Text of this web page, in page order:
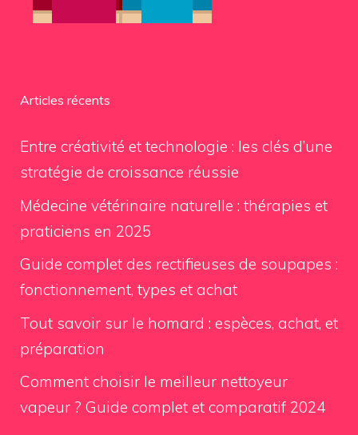
Articles récents
Entre créativité et technologie : les clés d’une
stratégie de croissance réussie
Médecine vétérinaire naturelle : thérapies et
praticiens en 2025
Guide complet des rectifieuses de soupapes :
fonctionnement, types et achat
Tout savoir sur le homard : espèces, achat, et
préparation
Comment choisir le meilleur nettoyeur
vapeur ? Guide complet et comparatif 2024